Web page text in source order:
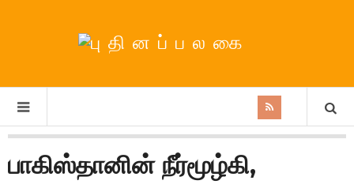
பாகிஸ்தானின் நீர்மூழ்கி,